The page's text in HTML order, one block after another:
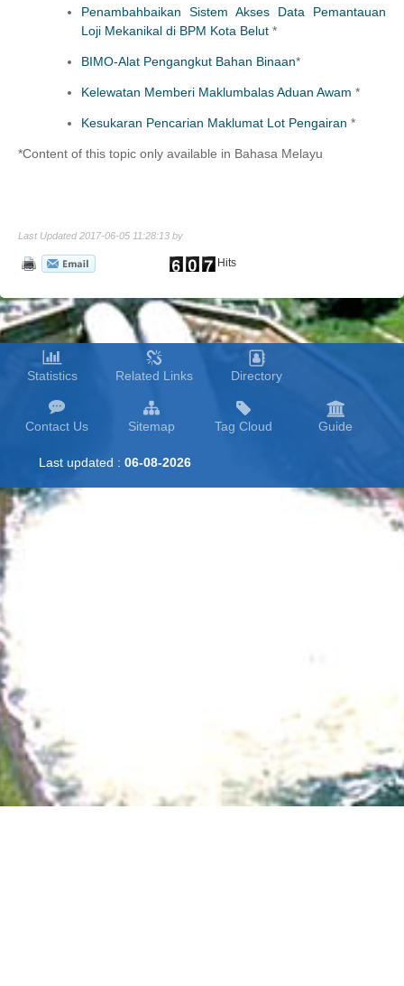
Penambahbaikan Sistem Akses Data Pemantauan
Loji Mekanikal di BPM Kota Belut *
BIMO-Alat Pengangkut Bahan Binaan*
Kelewatan Memberi Maklumbalas Aduan Awam *
Kesukaran Pencarian Maklumat Lot Pengairan *
*Content of this topic only available in Bahasa Melayu
Last Updated 2017-06-05 11:28:13 by
Hits
Statistics Related Links Directory
Contact Us Sitemap Tag Cloud Guide
Last updated : 06-08-2026